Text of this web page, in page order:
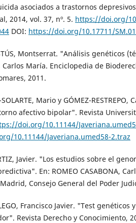
asociados a trastornos
2014, vol. 37, nº. 5. https://doi.org/
DOI: https://doi.org/10.17711/
Montserrat. "Análisis genéticos
Carlos María. Enciclopedia de
2011.
SOLARTE, Mario y GÓMEZ-RESTREPO,
afectivo bipolar". Revista
doi.org/10.11144/
10.11144/Javeriana.umed58-2.traz
Javier. "Los estudios sobre el
En: ROMEO CASABONA,
Consejo General del Poder
Francisco Javier. "Test
Revista Derecho y Conocimiento,